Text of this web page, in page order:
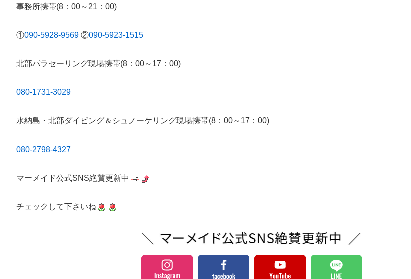
事務所携帯(8：00～21：00)
①090-5928-9569 ②090-5923-1515
北部パラセーリング現場携帯(8：00～17：00)
080-1731-3029
水納島・北部ダイビング＆シュノーケリング現場携帯(8：00～17：00)
080-2798-4327
マーメイド公式SNS絶賛更新中
チェックして下さいね